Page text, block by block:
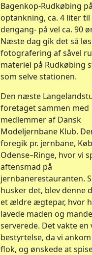
Bagenkop-Rudkøbing
optankning, ca. 4 liter til
dengang- på vel ca. 90
Næste dag gik det så
fotografering af såvel
materiel på Rudkøbing
som selve stationen.
Den næste
foretaget sammen med
medlemmer af Dansk
Modeljernbane Klub.
foregik pr. jernbane,
Odense–Ringe, hvor vi
aftensmad på
jernbanerestauranten.
husker det, blev denne
et ældre ægtepar, hvor
lavede maden og
serverede. Det vakte en
bestyrtelse, da vi
flok, og ønskede at